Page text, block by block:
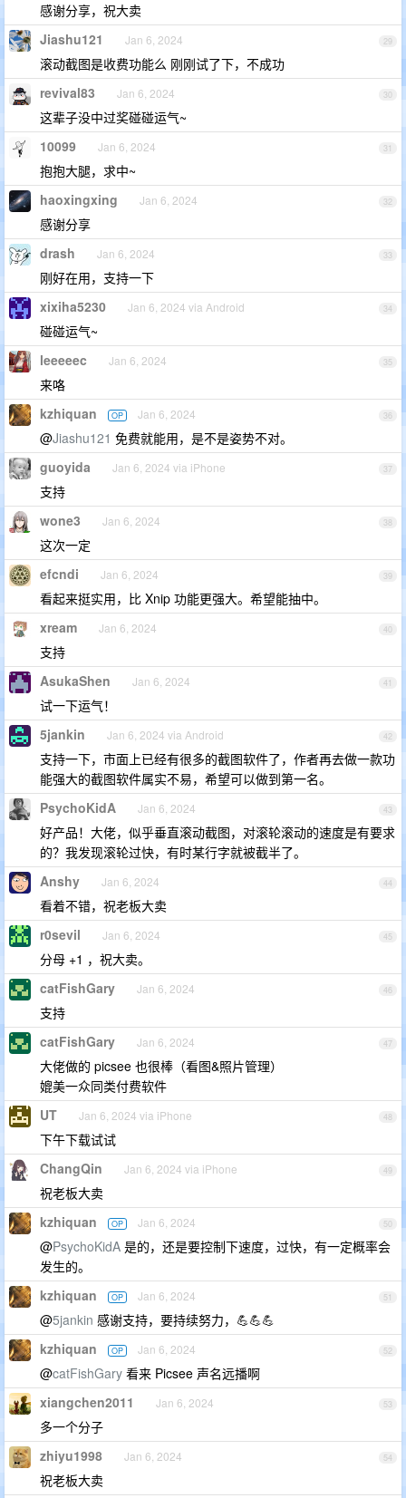
感谢分享，祝大卖
29
Jiashu121 Jan 6, 2024
滚动截图是收费功能么 刚刚试了下，不成功
30
revival83 Jan 6, 2024
这辈子没中过奖碰碰运气~
31
10099 Jan 6, 2024
抱抱大腿，求中~
32
haoxingxing Jan 6, 2024
感谢分享
33
drash Jan 6, 2024
刚好在用，支持一下
34
xixiha5230 Jan 6, 2024 via Android
碰碰运气~
35
leeeeec Jan 6, 2024
来咯
36
kzhiquan OP Jan 6, 2024
@Jiashu121 免费就能用，是不是姿势不对。
37
guoyida Jan 6, 2024 via iPhone
支持
38
wone3 Jan 6, 2024
这次一定
39
efcndi Jan 6, 2024
看起来挺实用，比 Xnip 功能更强大。希望能抽中。
40
xream Jan 6, 2024
支持
41
AsukaShen Jan 6, 2024
试一下运气！
42
5jankin Jan 6, 2024 via Android
支持一下，市面上已经有很多的截图软件了，作者再去做一款功
能强大的截图软件属实不易，希望可以做到第一名。
43
PsychoKidA Jan 6, 2024
好产品！大佬，似乎垂直滚动截图，对滚轮滚动的速度是有要求
的？我发现滚轮过快，有时某行字就被截半了。
44
Anshy Jan 6, 2024
看着不错，祝老板大卖
45
r0sevil Jan 6, 2024
分母 +1 ，祝大卖。
46
catFishGary Jan 6, 2024
支持
47
catFishGary Jan 6, 2024
大佬做的 picsee 也很棒（看图&照片管理）
媲美一众同类付费软件
48
UT Jan 6, 2024 via iPhone
下午下载试试
49
ChangQin Jan 6, 2024 via iPhone
祝老板大卖
50
kzhiquan OP Jan 6, 2024
@PsychoKidA 是的，还是要控制下速度，过快，有一定概率会
发生的。
51
kzhiquan OP Jan 6, 2024
@5jankin 感谢支持，要持续努力，💪💪💪
52
kzhiquan OP Jan 6, 2024
@catFishGary 看来 Picsee 声名远播啊
53
xiangchen2011 Jan 6, 2024
多一个分子
54
zhiyu1998 Jan 6, 2024
祝老板大卖